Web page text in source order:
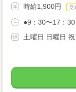
時給1,900円 交
●9：30〜17：
土曜日 日曜日 祝